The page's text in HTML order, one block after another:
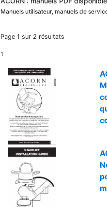
Manuels utilisateur, manuels de
Page 1 sur 2 résultats
1